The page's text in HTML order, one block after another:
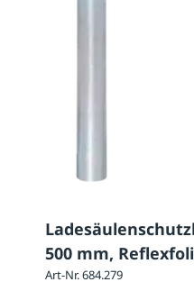
500 mm,
Einbetonieren
Art-Nr. 684.279